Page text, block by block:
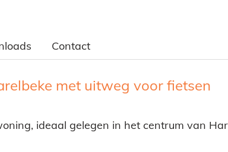
Contact
met uitweg voor fietsen
ideaal gelegen in het centrum van